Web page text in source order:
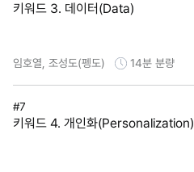
키워드 3. 데이터(Data)
임호열, 조성도(펭도) 14분 분량
#7
키워드 4. 개인화(Personalization)